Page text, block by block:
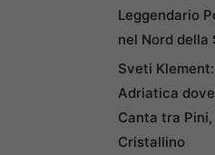
Leggendario
nel Nord della
Sveti Klement:
Adriatica
Canta tra
Cristallino